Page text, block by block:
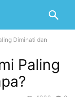
Diminati dan
Paling